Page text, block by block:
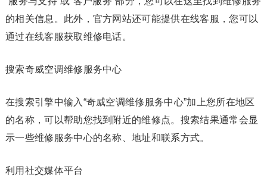
的相关信息。此外，官方网站还可能提供在线客服，您可以
通过在线客服获取维修电话。
搜索奇威空调维修服务中心
在搜索引擎中输入“奇威空调维修服务中心”加上您所在地区
的名称，可以帮助您找到附近的维修点。搜索结果通常会显
示一些维修服务中心的名称、地址和联系方式。
利用社交媒体平台